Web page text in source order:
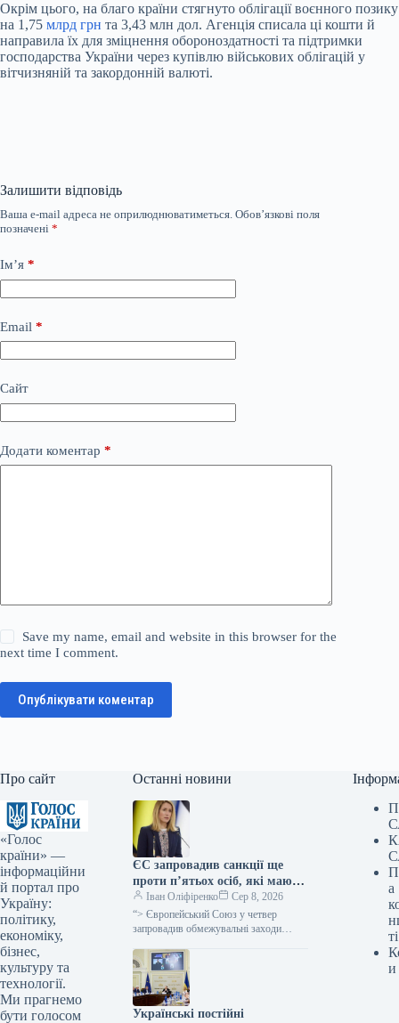
Окрім цього, на благо країни стягнуто облігації воєнного позику
на 1,75 млрд грн та 3,43 млн дол. Агенція списала ці кошти й
направила їх для зміцнення обороноздатності та підтримки
господарства України через купівлю військових облігацій у
вітчизняній та закордонній валюті.
Залишити відповідь
Ваша e-mail адреса не оприлюднюватиметься. Обов’язкові поля
позначені *
Ім’я *
Email *
Сайт
Додати коментар *
Save my name, email and website in this browser for the
next time I comment.
Опублікувати коментар
Про сайт
«Голос
країни» —
інформаційни
й портал про
Україну:
політику,
економіку,
бізнес,
культуру та
технології.
Ми прагнемо
бути голосом
Останні новини
ЄС запровадив санкції ще
проти п’ятьох осіб, які мають
стосунок до російського
оборонно-промислового
комплексу – Каллас
Іван Оліфіренко
Сер 8, 2026
“> Європейський Союз у четвер
запровадив обмежувальні заходи
оборонно-промислового комплексу
Російської Федерації, про це
повідомила…
Українські постійні
а
ті
и